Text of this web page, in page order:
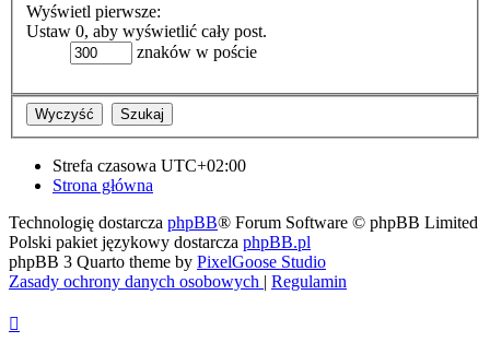
Wyświetl pierwsze:
Ustaw 0, aby wyświetlić cały post.
znaków w poście
Strefa czasowa UTC+02:00
Strona główna
Technologię dostarcza phpBB® Forum Software © phpBB Limited
Polski pakiet językowy dostarcza phpBB.pl
phpBB 3 Quarto theme by PixelGoose Studio
Zasady ochrony danych osobowych | Regulamin